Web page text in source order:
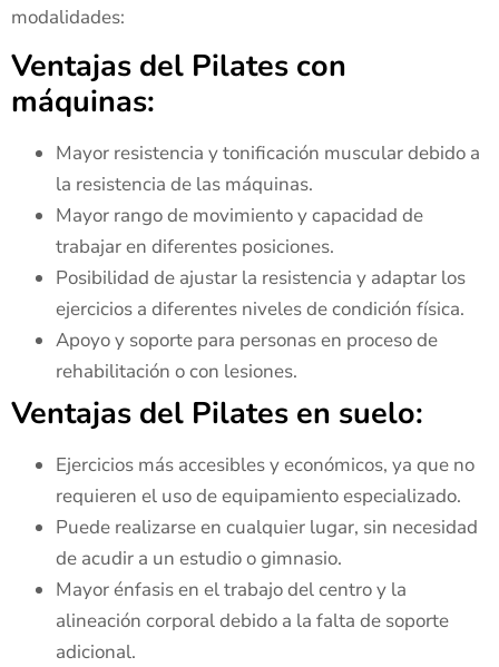
modalidades:
Ventajas del Pilates con
máquinas:
Mayor resistencia y tonificación muscular debido a
la resistencia de las máquinas.
Mayor rango de movimiento y capacidad de
trabajar en diferentes posiciones.
Posibilidad de ajustar la resistencia y adaptar los
ejercicios a diferentes niveles de condición física.
Apoyo y soporte para personas en proceso de
rehabilitación o con lesiones.
Ventajas del Pilates en suelo:
Ejercicios más accesibles y económicos, ya que no
requieren el uso de equipamiento especializado.
Puede realizarse en cualquier lugar, sin necesidad
de acudir a un estudio o gimnasio.
Mayor énfasis en el trabajo del centro y la
alineación corporal debido a la falta de soporte
adicional.